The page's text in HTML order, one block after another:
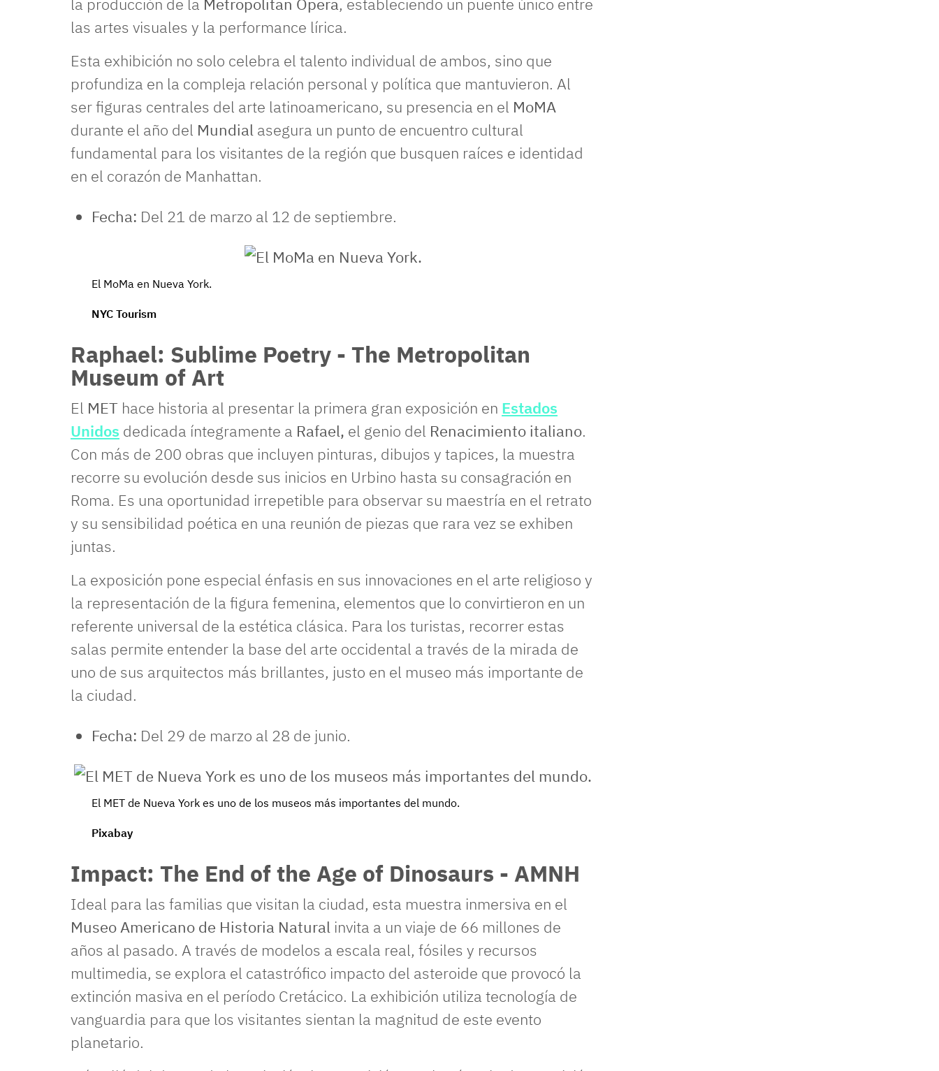
las artes visuales y la performance lírica.
Esta exhibición no solo celebra el talento individual de ambos, sino que
profundiza en la compleja relación personal y política que mantuvieron. Al
ser figuras centrales del arte latinoamericano, su presencia en el MoMA
durante el año del Mundial asegura un punto de encuentro cultural
fundamental para los visitantes de la región que busquen raíces e identidad
en el corazón de Manhattan.
Fecha: Del 21 de marzo al 12 de septiembre.
El MoMa en Nueva York.
NYC Tourism
Raphael: Sublime Poetry - The Metropolitan
Museum of Art
El MET hace historia al presentar la primera gran exposición en Estados
Unidos dedicada íntegramente a Rafael, el genio del Renacimiento italiano.
Con más de 200 obras que incluyen pinturas, dibujos y tapices, la muestra
recorre su evolución desde sus inicios en Urbino hasta su consagración en
Roma. Es una oportunidad irrepetible para observar su maestría en el retrato
y su sensibilidad poética en una reunión de piezas que rara vez se exhiben
juntas.
La exposición pone especial énfasis en sus innovaciones en el arte religioso y
la representación de la figura femenina, elementos que lo convirtieron en un
referente universal de la estética clásica. Para los turistas, recorrer estas
salas permite entender la base del arte occidental a través de la mirada de
uno de sus arquitectos más brillantes, justo en el museo más importante de
la ciudad.
Fecha: Del 29 de marzo al 28 de junio.
El MET de Nueva York es uno de los museos más importantes del mundo.
Pixabay
Impact: The End of the Age of Dinosaurs - AMNH
Ideal para las familias que visitan la ciudad, esta muestra inmersiva en el
Museo Americano de Historia Natural invita a un viaje de 66 millones de
años al pasado. A través de modelos a escala real, fósiles y recursos
multimedia, se explora el catastrófico impacto del asteroide que provocó la
extinción masiva en el período Cretácico. La exhibición utiliza tecnología de
vanguardia para que los visitantes sientan la magnitud de este evento
planetario.